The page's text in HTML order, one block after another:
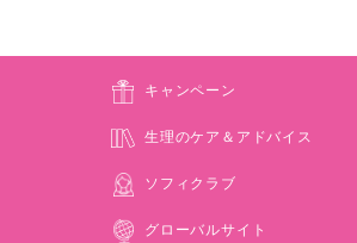
キャンペーン
生理のケア＆アドバイス
ソフィクラブ
グローバルサイト